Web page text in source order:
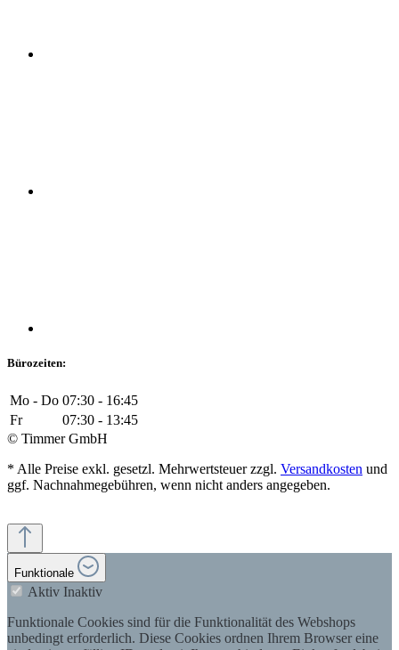
Bürozeiten:
Mo - Do 07:30 - 16:45
Fr
07:30 - 13:45
© Timmer GmbH
* Alle Preise exkl. gesetzl. Mehrwertsteuer zzgl. Versandkosten und
ggf. Nachnahmegebühren, wenn nicht anders angegeben.
Funktionale
Aktiv Inaktiv
Funktionale Cookies sind für die Funktionalität des Webshops
unbedingt erforderlich. Diese Cookies ordnen Ihrem Browser eine